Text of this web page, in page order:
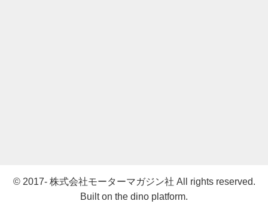
© 2017- 株式会社モーターマガジン社 All rights reserved.
Built on the dino platform.